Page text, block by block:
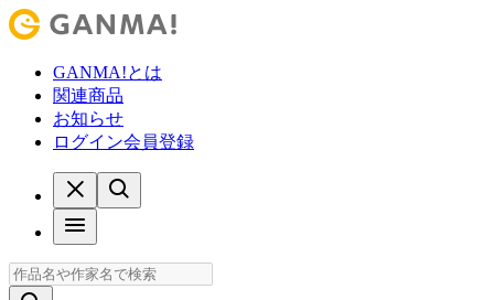
GANMA!とは
関連商品
お知らせ
ログイン会員登録